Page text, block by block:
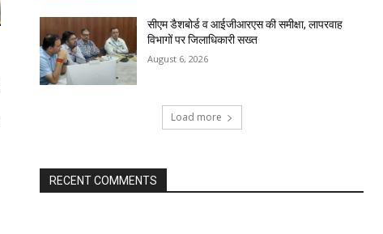
सीएम डैशबोर्ड व आईजीआरएस की समीक्षा, लापरवाह
विभागों पर जिलाधिकारी सख्त
August 6, 2026
Load more
RECENT COMMENTS